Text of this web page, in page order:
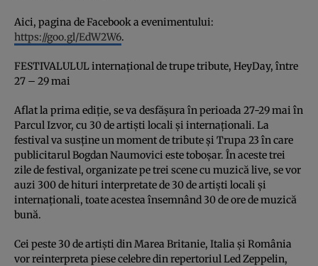
Aici, pagina de Facebook a evenimentului:
https://goo.gl/EdW2W6.
FESTIVALULUL internaţional de trupe tribute, HeyDay, între
27 – 29 mai
Aflat la prima ediţie, se va desfăşura în perioada 27-29 mai în
Parcul Izvor, cu 30 de artişti locali şi internaţionali. La
festival va susţine un moment de tribute şi Trupa 23 în care
publicitarul Bogdan Naumovici este toboşar. În aceste trei
zile de festival, organizate pe trei scene cu muzică live, se vor
auzi 300 de hituri interpretate de 30 de artişti locali şi
internaţionali, toate acestea însemnând 30 de ore de muzică
bună.
Cei peste 30 de artişti din Marea Britanie, Italia şi România
vor reinterpreta piese celebre din repertoriul Led Zeppelin,